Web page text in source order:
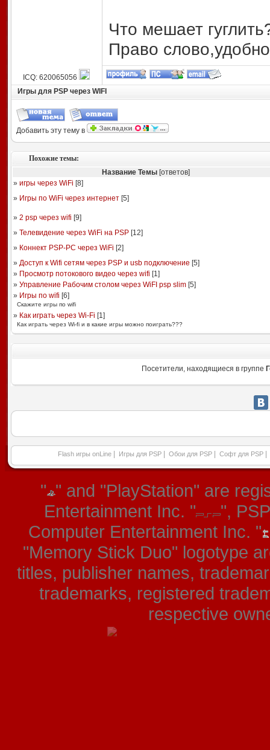
Что мешает
Право
ICQ: 620065056
Игры для PSP через WIFI
Добавить эту тему в
Похожие темы:
Название Темы [ответов]
» игры через WiFi [8]
» Игры по WiFi через интернет[5]
» 2 psp через wifi [9]
» Телевидение через WiFi на PSP[12]
» Коннект PSP-PC через WiFi [2]
» Доступ к Wifi сетям через PSP и usb подключение [5]
» Просмотр потокового видео через wifi [1]
» Управление Рабочим столом через WiFI psp slim[5]
» Игры по wifi [6]
Скажите игры по wifi
» Как играть через Wi-Fi [1]
Как играть через Wi-fi и в какие игры можно поиграть???
Посетители, находящиеся в группе
Flash игры onLine Игры для PSP Обои для PSP Софт для PSP
" " and "PlayStation" are
Entertainment Inc. "
",
Computer Entertainment Inc. "
"Memory Stick Duo" logotype
titles, publisher names,
trademarks, registered
respective